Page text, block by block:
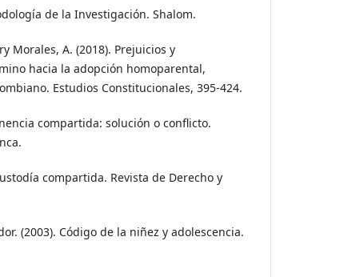
de la Investigación. Shalom.
Morales, A. (2018). Prejuicios y
hacia la adopción homoparental,
Estudios Constitucionales, 395-424.
compartida: solución o conflicto.
compartida. Revista de Derecho y
(2003). Código de la niñez y adolescencia.